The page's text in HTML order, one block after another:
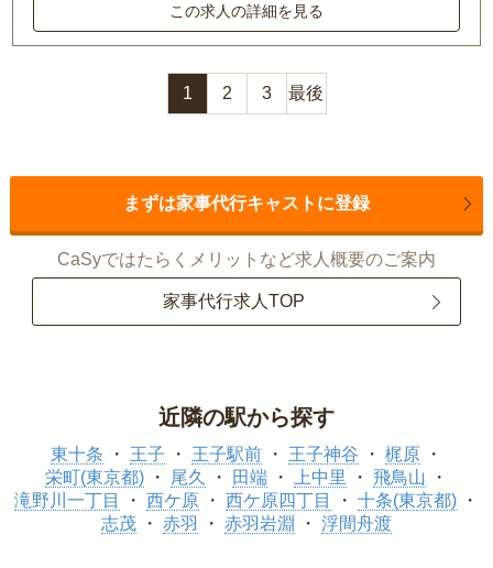
この求人の詳細を見る
1 2 3 最後
まずは家事代行キャストに登録
CaSyではたらくメリットなど求人概要のご案内
家事代行求人TOP
近隣の駅から探す
東十条 王子 王子駅前 王子神谷
梶原
栄町(東京都)
尾久 田端 上中里
飛鳥山
滝野川一丁目
西ケ原 西ケ原四丁目
十条(東京都)
志茂
赤羽 赤羽岩淵 浮間舟渡